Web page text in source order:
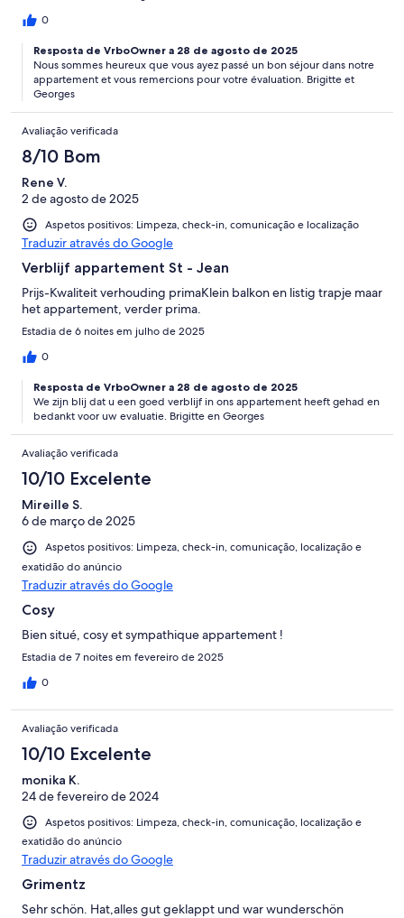
0
Resposta de VrboOwner a 28 de agosto de 2025
Nous sommes heureux que vous ayez passé un bon séjour dans notre
appartement et vous remercions pour votre évaluation. Brigitte et
Georges
Avaliação verificada
8/10 Bom
Rene V.
2 de agosto de 2025
Aspetos positivos: Limpeza, check-in, comunicação e localização
Traduzir através do Google
Verblijf appartement St - Jean
Prijs-Kwaliteit verhouding primaKlein balkon en listig trapje maar
het appartement, verder prima.
Estadia de 6 noites em julho de 2025
0
Resposta de VrboOwner a 28 de agosto de 2025
We zijn blij dat u een goed verblijf in ons appartement heeft gehad en
bedankt voor uw evaluatie. Brigitte en Georges
Avaliação verificada
10/10 Excelente
Mireille S.
6 de março de 2025
Aspetos positivos: Limpeza, check-in, comunicação, localização e
exatidão do anúncio
Traduzir através do Google
Cosy
Bien situé, cosy et sympathique appartement !
Estadia de 7 noites em fevereiro de 2025
0
Avaliação verificada
10/10 Excelente
monika K.
24 de fevereiro de 2024
Aspetos positivos: Limpeza, check-in, comunicação, localização e
exatidão do anúncio
Traduzir através do Google
Grimentz
Sehr schön. Hat,alles gut geklappt und war wunderschön